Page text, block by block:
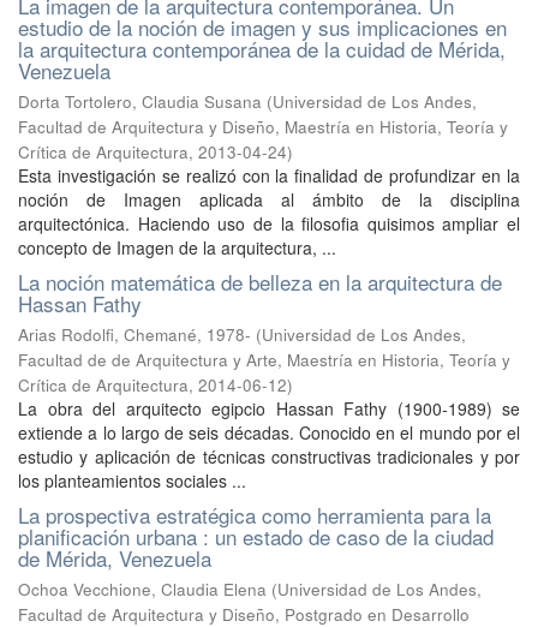
estudio de la noción de imagen y sus implicaciones en
la arquitectura contemporánea de la cuidad de Mérida,
Venezuela
Dorta Tortolero, Claudia Susana (Universidad de Los Andes,
Facultad de Arquitectura y Diseño, Maestría en Historia, Teoría y
Crítica de Arquitectura, 2013-04-24)
Esta investigación se realizó con la finalidad de profundizar en la
noción de Imagen aplicada al ámbito de la disciplina
arquitectónica. Haciendo uso de la filosofia quisimos ampliar el
concepto de Imagen de la arquitectura, ...
La noción matemática de belleza en la arquitectura de
Hassan Fathy
Arias Rodolfi, Chemané, 1978- (Universidad de Los Andes,
Facultad de de Arquitectura y Arte, Maestría en Historia, Teoría y
Crítica de Arquitectura, 2014-06-12)
La obra del arquitecto egipcio Hassan Fathy (1900-1989) se
extiende a lo largo de seis décadas. Conocido en el mundo por el
estudio y aplicación de técnicas constructivas tradicionales y por
los planteamientos sociales ...
La prospectiva estratégica como herramienta para la
planificación urbana : un estado de caso de la ciudad
de Mérida, Venezuela
Ochoa Vecchione, Claudia Elena (Universidad de Los Andes,
Facultad de Arquitectura y Diseño, Postgrado en Desarrollo